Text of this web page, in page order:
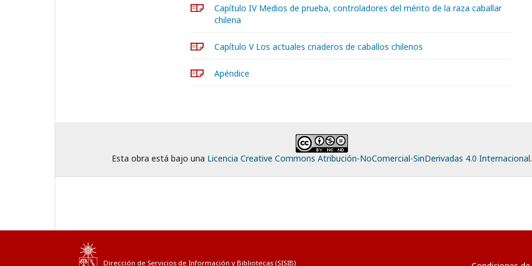
Capítulo IV Medios de prueba, controladores del mérito de la raza caballar
chilena
Capítulo V Los actuales criaderos de caballos chilenos
Apéndice
Esta obra está bajo una Licencia Creative Commons Atribución-NoComercial-SinDerivadas 4.0 Internacional.
Dirección de Servicios de Información y Bibliotecas (SISIB)